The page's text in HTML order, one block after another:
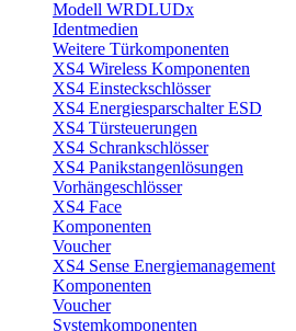
Modell WRDLUDx
Identmedien
Weitere Türkomponenten
XS4 Wireless Komponenten
XS4 Einsteckschlösser
XS4 Energiesparschalter ESD
XS4 Türsteuerungen
XS4 Schrankschlösser
XS4 Panikstangenlösungen
Vorhängeschlösser
XS4 Face
Komponenten
Voucher
XS4 Sense Energiemanagement
Komponenten
Voucher
Systemkomponenten